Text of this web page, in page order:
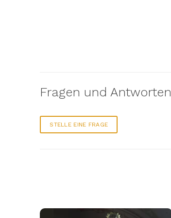
Fragen und Antworten
STELLE EINE FRAGE